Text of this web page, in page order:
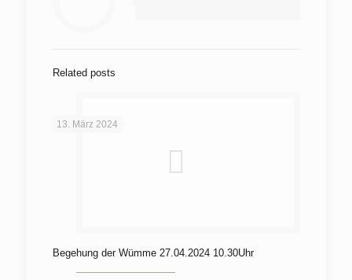
Related posts
13. März 2024
Begehung der Wümme 27.04.2024 10.30Uhr